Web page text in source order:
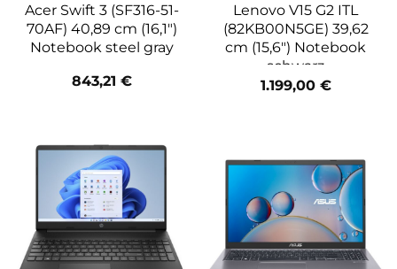
Acer Swift 3 (SF316-51-
70AF) 40,89 cm (16,1″)
Notebook steel gray
843,21 €
Lenovo V15 G2 ITL
(82KB00N5GE) 39,62
cm (15,6″) Notebook
schwarz
1.199,00 €